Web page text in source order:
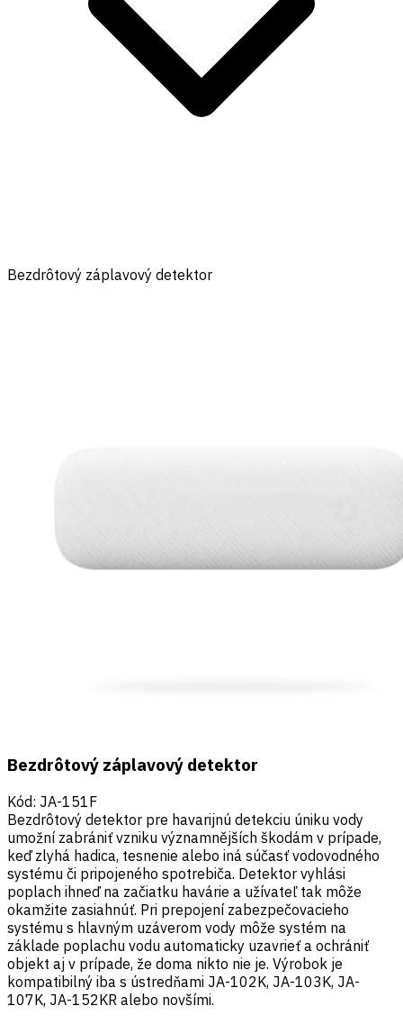
Bezdrôtový záplavový detektor
Bezdrôtový záplavový detektor
Kód: JA-151F
Bezdrôtový detektor pre havarijnú detekciu úniku vody
umožní zabrániť vzniku významnějších škodám v prípade,
keď zlyhá hadica, tesnenie alebo iná súčasť vodovodného
systému či pripojeného spotrebiča. Detektor vyhlási
poplach ihneď na začiatku havárie a užívateľ tak môže
okamžite zasiahnúť. Pri prepojení zabezpečovacieho
systému s hlavným uzáverom vody môže systém na
základe poplachu vodu automaticky uzavrieť a ochrániť
objekt aj v prípade, že doma nikto nie je. Výrobok je
kompatibilný iba s ústredňami JA-102K, JA-103K, JA-
107K, JA-152KR alebo novšími.